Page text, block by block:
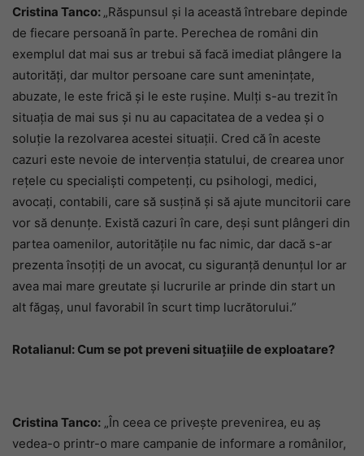
Cristina Tanco: „Răspunsul și la această întrebare depinde
de fiecare persoană în parte. Perechea de români din
exemplul dat mai sus ar trebui să facă imediat plângere la
autorități, dar multor persoane care sunt amenințate,
abuzate, le este frică și le este rușine. Mulți s-au trezit în
situația de mai sus și nu au capacitatea de a vedea și o
soluție la rezolvarea acestei situații. Cred că în aceste
cazuri este nevoie de intervenția statului, de crearea unor
rețele cu specialiști competenți, cu psihologi, medici,
avocați, contabili, care să susțină și să ajute muncitorii care
vor să denunțe. Există cazuri în care, deși sunt plângeri din
partea oamenilor, autoritățile nu fac nimic, dar dacă s-ar
prezenta însoțiți de un avocat, cu siguranță denunțul lor ar
avea mai mare greutate și lucrurile ar prinde din start un
alt făgaș, unul favorabil în scurt timp lucrătorului.”
Rotalianul: Cum se pot preveni situațiile de exploatare?
Cristina Tanco: „În ceea ce privește prevenirea, eu aș
vedea-o printr-o mare campanie de informare a românilor,